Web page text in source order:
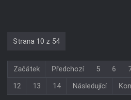
Strana 10 z 54
Začátek Předchozí 5 6
12
13 14 Následující